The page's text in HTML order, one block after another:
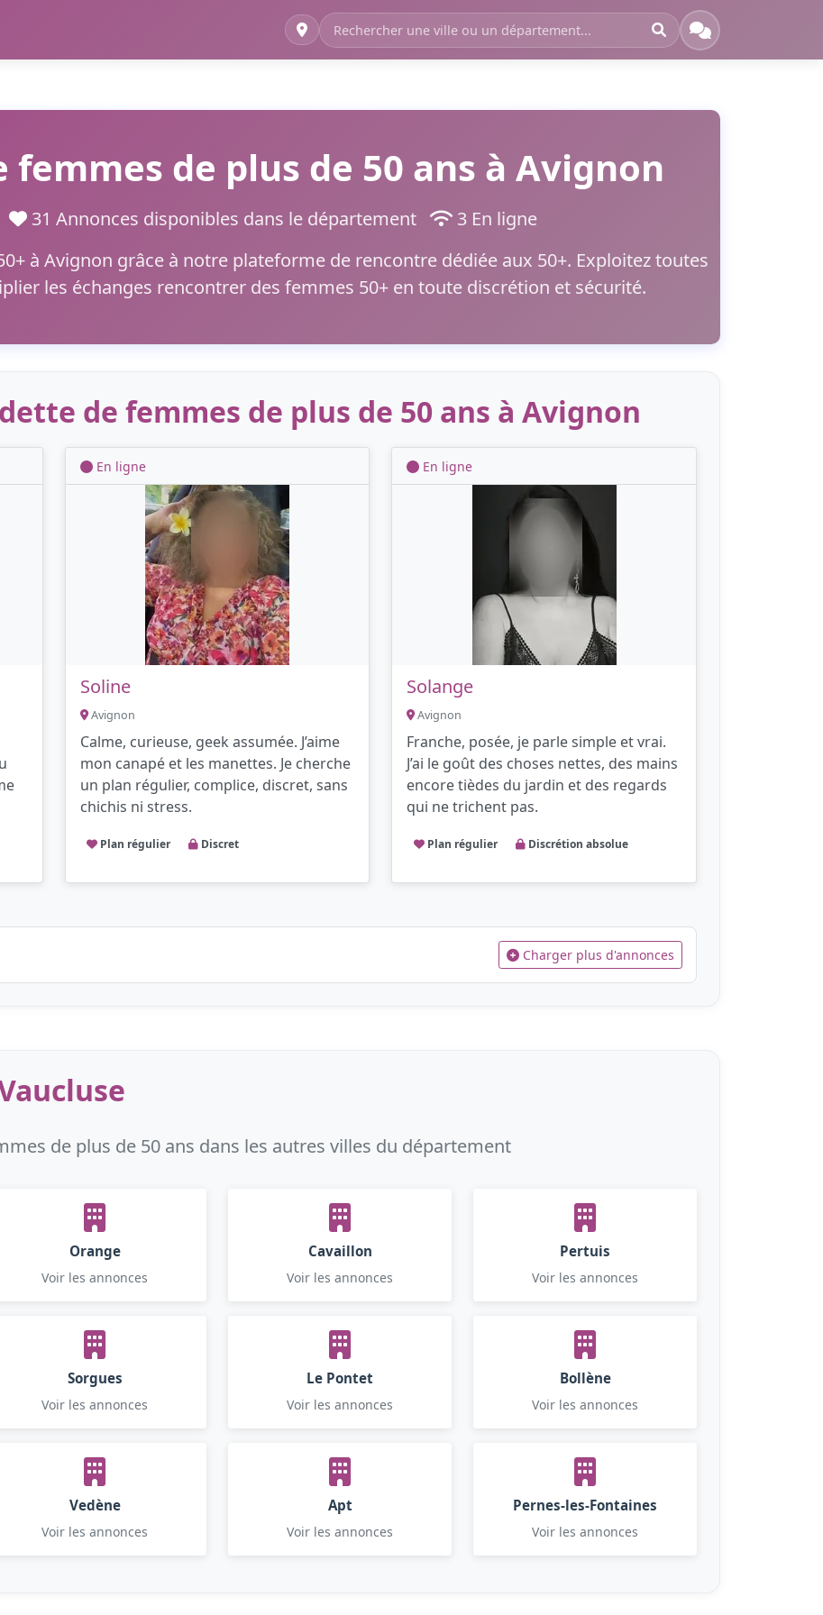
femmes de plus de 50 ans à Avignon
31 Annonces disponibles dans le département
3 En ligne
à Avignon grâce à notre plateforme de rencontre dédiée aux 50+. Exploitez toutes
les échanges rencontrer des femmes 50+ en toute discrétion et sécurité.
de femmes de plus de 50 ans à Avignon
En ligne
Soline
Avignon
Calme, curieuse, geek assumée. J’aime
mon canapé et les manettes. Je cherche
un plan régulier, complice, discret, sans
chichis ni stress.
Plan régulier Discret
En ligne
Solange
Avignon
Franche, posée, je parle simple et vrai.
J’ai le goût des choses nettes, des mains
encore tièdes du jardin et des regards
qui ne trichent pas.
Plan régulier Discrétion absolue
Charger plus d'annonces
de plus de 50 ans dans les autres villes du département
Orange
Voir les annonces
Cavaillon
Voir les annonces
Pertuis
Voir les annonces
Sorgues
Voir les annonces
Le Pontet
Voir les annonces
Bollène
Voir les annonces
Vedène
Voir les annonces
Apt
Voir les annonces
Pernes-les-Fontaines
Voir les annonces